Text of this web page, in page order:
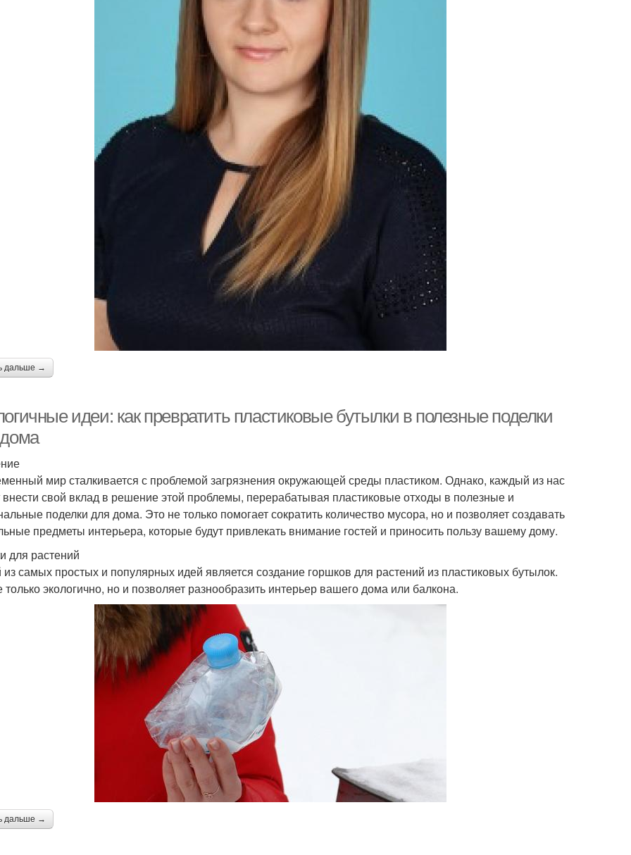
дальше →
идеи: как превратить пластиковые бутылки в полезные поделки
мир сталкивается с проблемой загрязнения окружающей среды пластиком. Однако, каждый из нас
свой вклад в решение этой проблемы, перерабатывая пластиковые отходы в полезные и
поделки для дома. Это не только помогает сократить количество мусора, но и позволяет создавать
предметы интерьера, которые будут привлекать внимание гостей и приносить пользу вашему дому.
для растений
самых простых и популярных идей является создание горшков для растений из пластиковых бутылок.
только экологично, но и позволяет разнообразить интерьер вашего дома или балкона.
дальше →